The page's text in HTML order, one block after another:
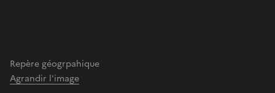
Repère géogrpahique
Agrandir l'image